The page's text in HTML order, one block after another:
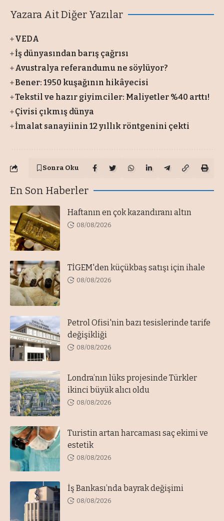
Yazara Ait Diğer Yazılar
VEDA
İş dünyasından barış çağrısı
Avustralya referandumu ne söylüyor?
Bener: 1950 kuşağının hikâyecisi
Tekstil ve hazır giyimciler: Maliyetler %40 arttı!
Çivisi çıkmış dünya
İmalat sanayiinin 12 yıllık röntgenini çekti
Sonra Oku
En Son Haberler
Haftanın en çok kazandıranı altın
08/08/2026
TİGEM'den küçükbaş satışı için ihale
08/08/2026
Petrol Ofisi'nin bazı tesislerinde tarife
değişikliği
08/08/2026
Londra’nın lüks projesinde Türkler
ikinci büyük alıcı oldu
08/08/2026
Turistin artan harcaması saç ekimi ve
estetik
08/08/2026
İş Bankası’nda bayrak değişimi
08/08/2026